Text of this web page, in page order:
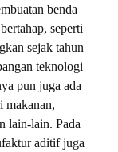
benda
seperti
sejak tahun
teknologi
pun juga ada
makanan,
lain-lain. Pada
aditif juga